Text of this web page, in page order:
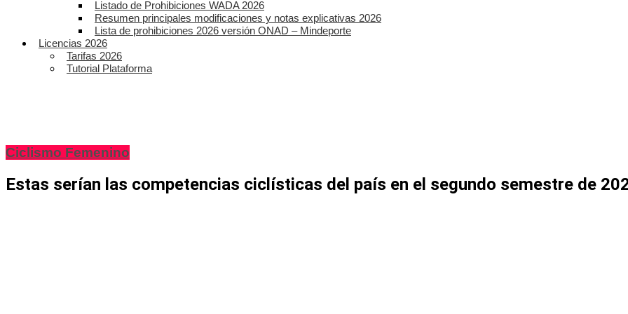
Listado de Prohibiciones WADA 2026
Resumen principales modificaciones y notas explicativas 2026
Lista de prohibiciones 2026 versión ONAD – Mindeporte
Licencias 2026
Tarifas 2026
Tutorial Plataforma
Ciclismo Femenino
Estas serían las competencias ciclísticas del país en el segundo semestre de